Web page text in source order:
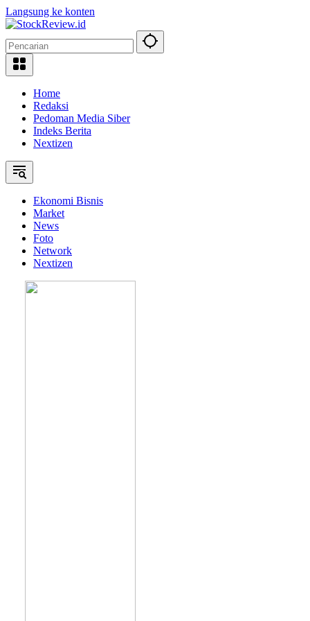
Langsung ke konten
Home
Redaksi
Pedoman Media Siber
Indeks Berita
Nextizen
Ekonomi Bisnis
Market
News
Foto
Network
Nextizen